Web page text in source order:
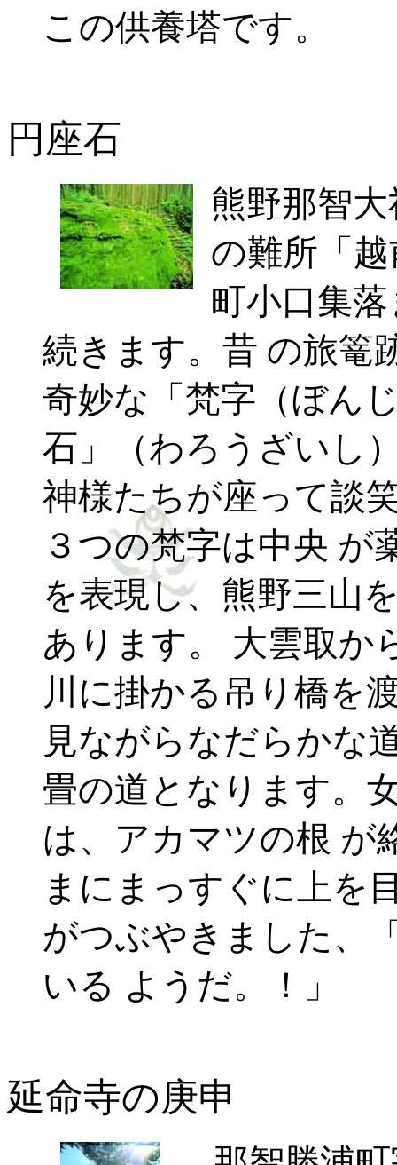
この供養塔です。
円座石
熊野那智
の難所「
町小口集
続きます。昔 の旅篭
奇妙な「梵字（ぼん
石」（わろうざいし
神様たちが座って談
３つの梵字は中央 が
を表現し、熊野三山
あります。 大雲取か
川に掛かる吊り橋を
見ながらなだらかな
畳の道となります。
は、アカマツの根 が
まにまっすぐに上を
がつぶやきました、
いる ようだ。！」
延命寺の庚申